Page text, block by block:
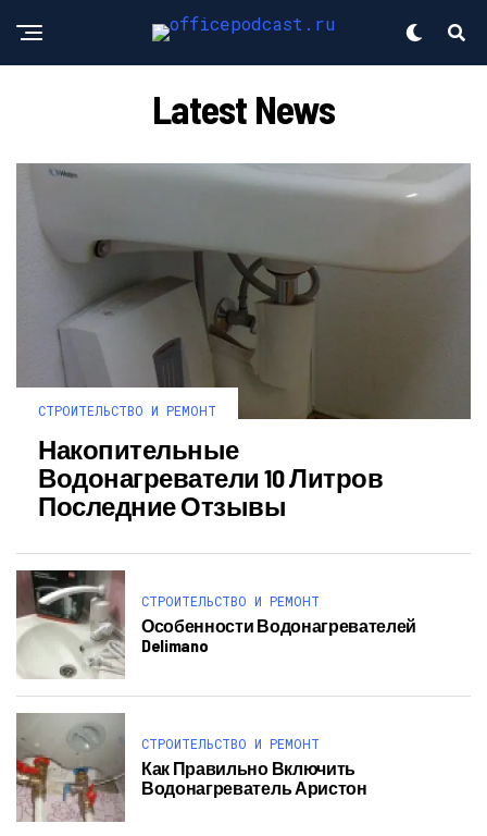
Latest News
СТРОИТЕЛЬСТВО И РЕМОНТ
Накопительные
Водонагреватели 10 Литров
Последние Отзывы
СТРОИТЕЛЬСТВО И РЕМОНТ
Особенности Водонагревателей
Delimano
СТРОИТЕЛЬСТВО И РЕМОНТ
Как Правильно Включить
Водонагреватель Аристон